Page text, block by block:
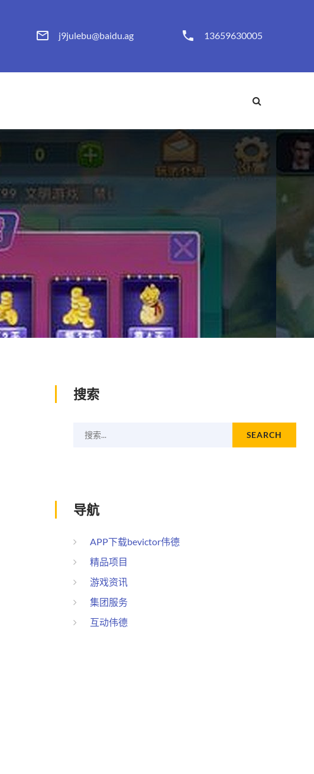
j9julebu@baidu.ag 13659630005
搜索
搜索... SEARCH
导航
APP下载bevictor伟德
精品项目
游戏资讯
集团服务
互动伟德